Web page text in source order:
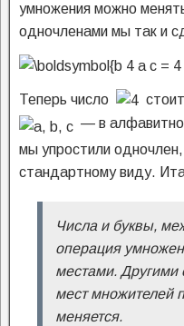
умножения можно
одночленами мы так и
Теперь число
— в
мы упростили одночлен,
стандартному виду.
Числа и буквы,
операция
местами.
мест множителей
меняется.